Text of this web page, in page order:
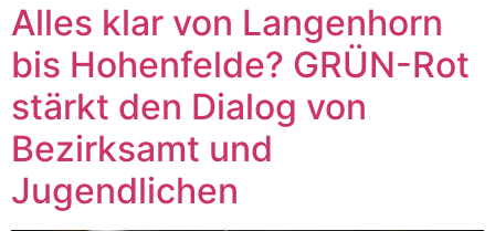
Alles klar von Langenhorn
bis Hohenfelde? GRÜN-Rot
stärkt den Dialog von
Bezirksamt und
Jugendlichen